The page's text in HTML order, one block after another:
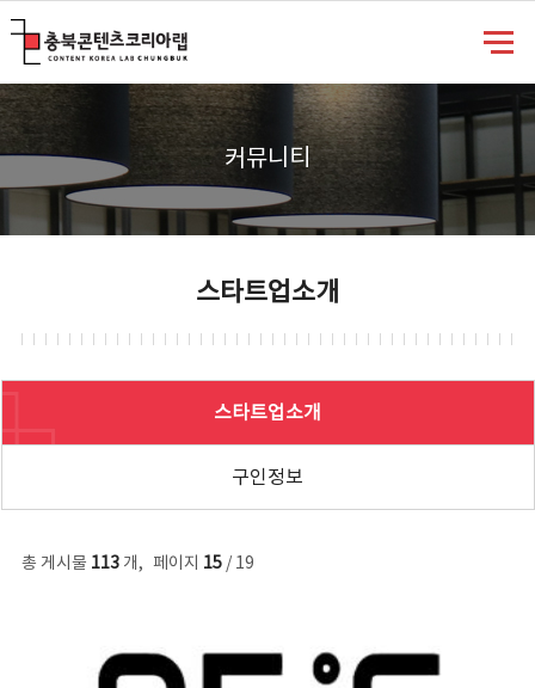
커뮤니티
스타트업소개
스타트업소개
구인정보
총 게시물 113개, 페이지 15/ 19